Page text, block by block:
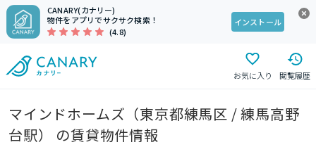
CANARY(カナリー)
物件をアプリでサクサク検索！
(4.8)
インストール
お気に入り 閲覧履歴
マインドホームズ（東京都練馬区 / 練馬高野
台駅） の賃貸物件情報